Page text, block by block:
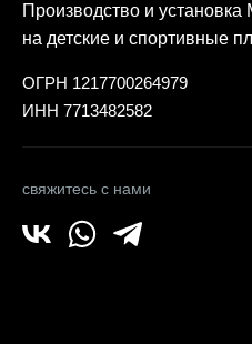
Производство и
на детские и спортивные
ОГРН 1217700264979
ИНН 7713482582
свяжитесь с нами